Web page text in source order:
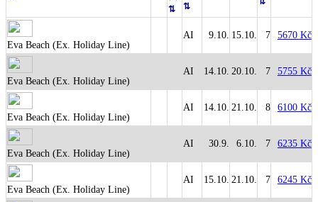
Eva Beach (Ex. Holiday Line)
AI 9.10. 15.10. 7 5670 Kč
Eva Beach (Ex. Holiday Line)
AI 14.10. 20.10. 7 5755 Kč
Eva Beach (Ex. Holiday Line)
AI 14.10. 21.10. 8 6100 Kč
Eva Beach (Ex. Holiday Line)
AI 30.9. 6.10. 7 6235 Kč
Eva Beach (Ex. Holiday Line)
AI 15.10. 21.10. 7 6245 Kč